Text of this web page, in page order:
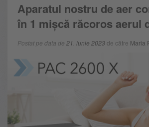
Aparatul nostru de aer
în 1 mișcă răcoros aerul
Postat pe data de 21. iunie 2023de către Maria